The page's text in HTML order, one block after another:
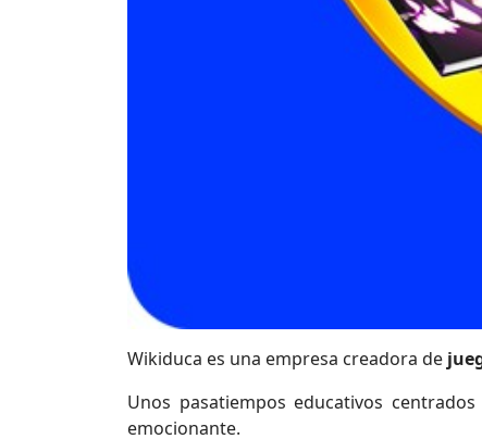
Wikiduca es una empresa creadora de
Unos pasatiempos educativos
emocionante.